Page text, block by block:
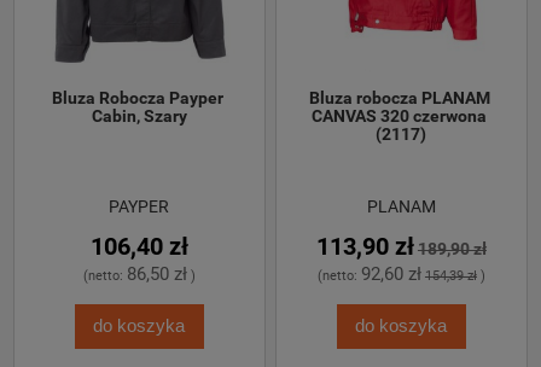
Bluza Robocza Payper
Cabin, Szary
PAYPER
106,40 zł
(netto: 86,50 zł)
do koszyka
Bluza robocza PLANAM
CANVAS 320 czerwona
(2117)
PLANAM
113,90 zł189,90 zł
(netto: 92,60 zł 154,39 zł)
do koszyka